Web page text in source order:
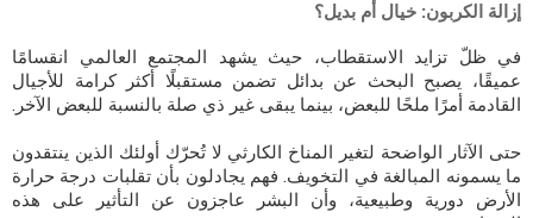
إزالة الكربون: خيال أم بديل؟
في ظلّ تزايد الاستقطاب، حيث يشهد المجتمع العالمي انقسامًا
عميقًا، يصبح البحث عن بدائل تضمن مستقبلًا أكثر كرامة للأجيال
القادمة أمرًا ملحًا للبعض، بينما يبقى غير ذي صلة بالنسبة للبعض الآخر.
حتى الآثار الواضحة لتغير المناخ الكارثي لا تُحرّك أولئك الذين ينتقدون
ما يسمونه المبالغة في التخويف. فهم يجادلون بأن تقلبات درجة حرارة
الأرض دورية وطبيعية، وأن البشر عاجزون عن التأثير على هذه